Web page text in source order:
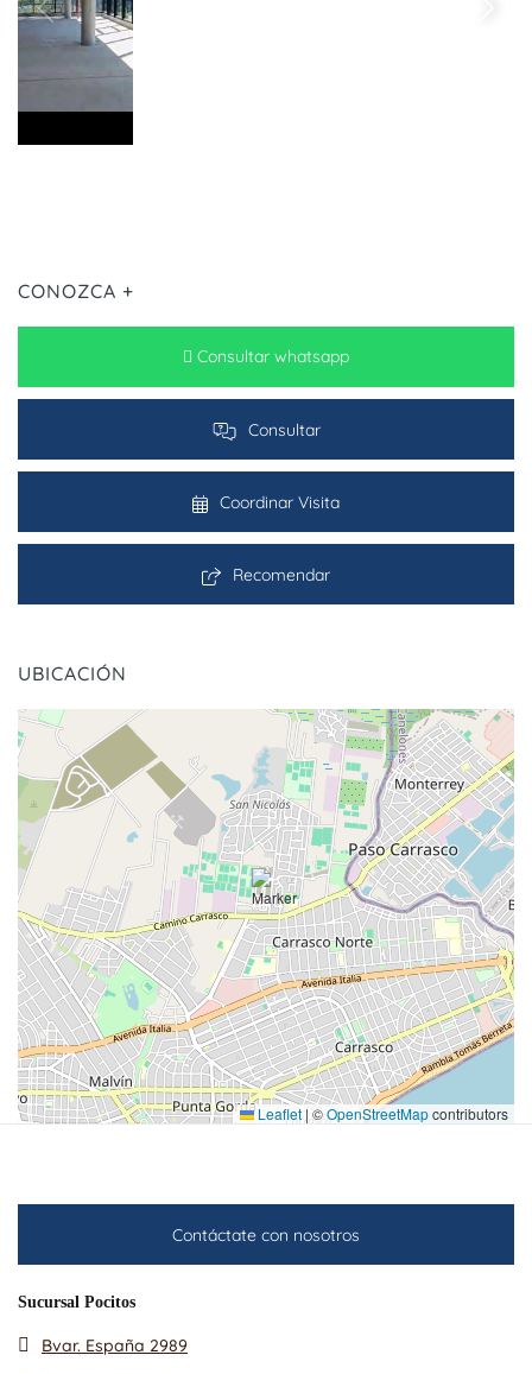
CONOZCA +
Consultar whatsapp
Consultar
Coordinar Visita
Recomendar
UBICACIÓN
Leaflet | ©OpenStreetMapcontributors
Contáctate con nosotros
Sucursal Pocitos
Bvar. España 2989